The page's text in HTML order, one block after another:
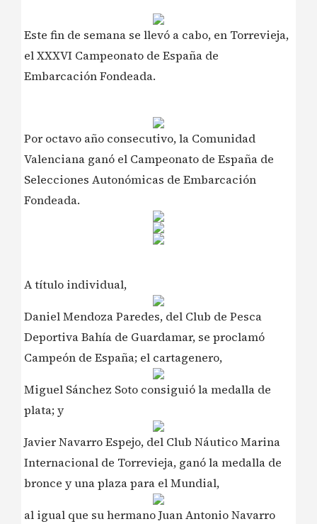
Este fin de semana se llevó a cabo, en Torrevieja,
el XXXVI Campeonato de España de
Embarcación Fondeada.
Por octavo año consecutivo, la Comunidad
Valenciana ganó el Campeonato de España de
Selecciones Autonómicas de Embarcación
Fondeada.
A título individual,
Daniel Mendoza Paredes, del Club de Pesca
Deportiva Bahía de Guardamar, se proclamó
Campeón de España; el cartagenero,
Miguel Sánchez Soto consiguió la medalla de
plata; y
Javier Navarro Espejo, del Club Náutico Marina
Internacional de Torrevieja, ganó la medalla de
bronce y una plaza para el Mundial,
al igual que su hermano Juan Antonio Navarro